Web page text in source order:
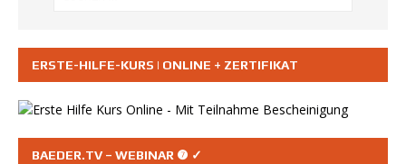
ERSTE-HILFE-KURS | ONLINE + ZERTIFIKAT
BAEDER.TV – WEBINAR ❼ ✓